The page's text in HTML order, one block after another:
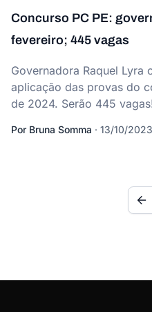
Concurso PC PE:
fevereiro; 445 vagas
Governadora Raquel Lyra
aplicação das provas do
de 2024. Serão 445
Por Bruna Somma · 13/10/